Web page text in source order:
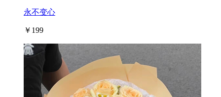
永不变心
￥199